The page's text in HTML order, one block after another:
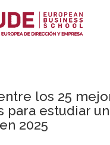
los 25
para estudiar
2025